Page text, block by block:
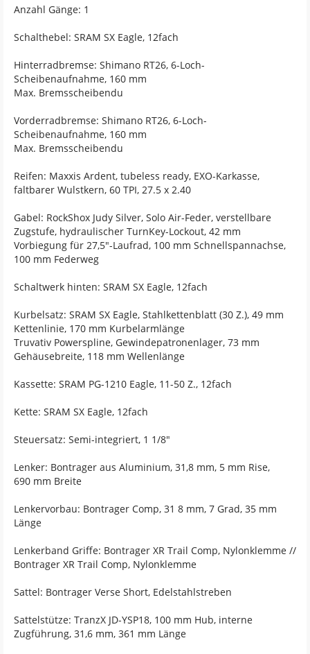
Anzahl Gänge: 1
Schalthebel: SRAM SX Eagle, 12fach
Hinterradbremse: Shimano RT26, 6-Loch-
Scheibenaufnahme, 160 mm
Max. Bremsscheibendu
Vorderradbremse: Shimano RT26, 6-Loch-
Scheibenaufnahme, 160 mm
Max. Bremsscheibendu
Reifen: Maxxis Ardent, tubeless ready, EXO-Karkasse,
faltbarer Wulstkern, 60 TPI, 27.5 x 2.40
Gabel: RockShox Judy Silver, Solo Air-Feder, verstellbare
Zugstufe, hydraulischer TurnKey-Lockout, 42 mm
Vorbiegung für 27,5"-Laufrad, 100 mm Schnellspannachse,
100 mm Federweg
Schaltwerk hinten: SRAM SX Eagle, 12fach
Kurbelsatz: SRAM SX Eagle, Stahlkettenblatt (30 Z.), 49 mm
Kettenlinie, 170 mm Kurbelarmlänge
Truvativ Powerspline, Gewindepatronenlager, 73 mm
Gehäusebreite, 118 mm Wellenlänge
Kassette: SRAM PG-1210 Eagle, 11-50 Z., 12fach
Kette: SRAM SX Eagle, 12fach
Steuersatz: Semi-integriert, 1 1/8"
Lenker: Bontrager aus Aluminium, 31,8 mm, 5 mm Rise,
690 mm Breite
Lenkervorbau: Bontrager Comp, 31 8 mm, 7 Grad, 35 mm
Länge
Lenkerband Griffe: Bontrager XR Trail Comp, Nylonklemme //
Bontrager XR Trail Comp, Nylonklemme
Sattel: Bontrager Verse Short, Edelstahlstreben
Sattelstütze: TranzX JD-YSP18, 100 mm Hub, interne
Zugführung, 31,6 mm, 361 mm Länge